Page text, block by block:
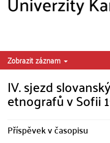
Zobrazit záznam
IV. sjezd
etnografů v Sofii
Příspěvek v časopisu